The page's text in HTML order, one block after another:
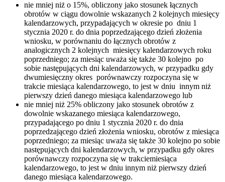
nie mniej niż o 15%, obliczony jako stosunek łącznych
obrotów w ciągu dowolnie wskazanych 2 kolejnych miesięcy
kalendarzowych, przypadających w okresie po dniu 1
stycznia 2020 r. do dnia poprzedzającego dzień złożenia
wniosku, w porównaniu do łącznych obrotów z
analogicznych 2 kolejnych miesięcy kalendarzowych roku
poprzedniego; za miesiąc uważa się także 30 kolejno po
sobie następujących dni kalendarzowych, w przypadku gdy
dwumiesięczny okres porównawczy rozpoczyna się w
trakcie miesiąca kalendarzowego, to jest w dniu innym niż
pierwszy dzień danego miesiąca kalendarzowego lub
nie mniej niż 25% obliczony jako stosunek obrotów z
dowolnie wskazanego miesiąca kalendarzowego,
przypadającego po dniu 1 stycznia 2020 r. do dnia
poprzedzającego dzień złożenia wniosku, obrotów z miesiąca
poprzedniego; za miesiąc uważa się także 30 kolejno po sobie
następujących dni kalendarzowych, w przypadku gdy okres
porównawczy rozpoczyna się w trakciemiesiąca
kalendarzowego, to jest w dniu innym niż pierwszy dzień
danego miesiąca kalendarzowego.